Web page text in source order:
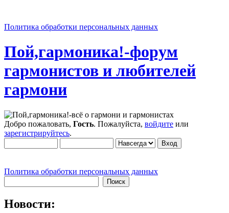
Политика обработки персональных данных
Пой,гармоника!-форум
гармонистов и любителей
гармони
Добро пожаловать, Гость. Пожалуйста, войдите или
зарегистрируйтесь.
Политика обработки персональных данных
Новости: